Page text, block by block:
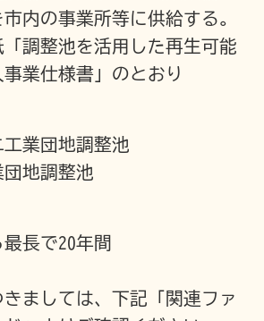
内の事業所等に供給する。
調整池を活用した再生可能
業仕様書」のとおり
業団地調整池
団地調整池
長で20年間
ましては、下記「関連ファ